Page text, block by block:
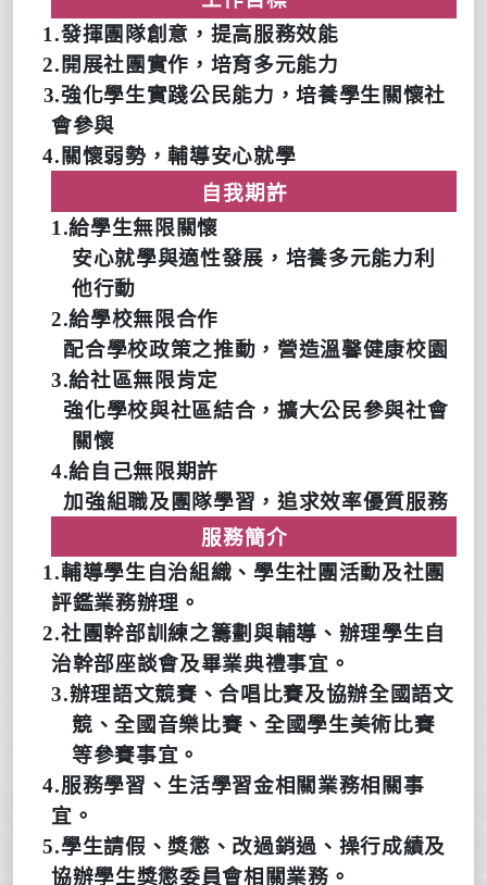
1.發揮團隊創意，提高服務效能
2. 開展社團實作，培育多元能力
3.強化學生實踐公民能力，培養學生關懷社
會參與
4. 關懷弱勢，輔導安心就學
自我期許
1.給學生無限關懷
安心就學與適性發展，培養多元能力利
他行動
2.給學校無限合作
配合學校政策之推動，營造溫馨健康校園
3.給社區無限肯定
強化學校與社區結合，擴大公民參與社會
關懷
4.給自己無限期許
加強組職及團隊學習，追求效率優質服務
服務簡介
1.輔導學生自治組織、學生社團活動及社團
評鑑業務辦理。
2.社團幹部訓練之籌劃與輔導、辦理學生自
治幹部座談會及畢業典禮事宜。
3.辦理語文競賽、合唱比賽及協辦全國語文
競、全國音樂比賽、全國學生美術比賽
等參賽事宜。
4.服務學習、生活學習金相關業務相關事
宜。
5.學生請假、獎懲、改過銷過、操行成績及
協辦學生獎懲委員會相關業務。